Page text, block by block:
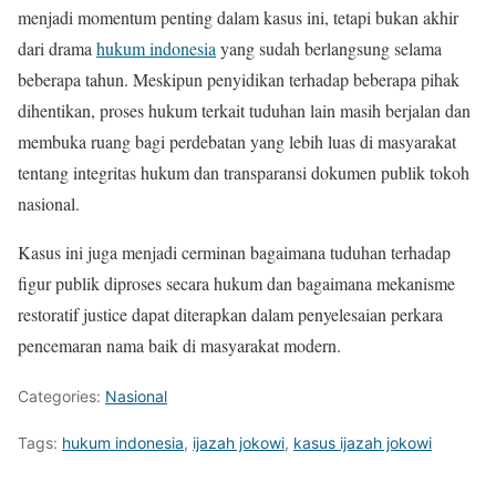
menjadi momentum penting dalam kasus ini, tetapi bukan akhir
dari drama hukum indonesia yang sudah berlangsung selama
beberapa tahun. Meskipun penyidikan terhadap beberapa pihak
dihentikan, proses hukum terkait tuduhan lain masih berjalan dan
membuka ruang bagi perdebatan yang lebih luas di masyarakat
tentang integritas hukum dan transparansi dokumen publik tokoh
nasional.
Kasus ini juga menjadi cerminan bagaimana tuduhan terhadap
figur publik diproses secara hukum dan bagaimana mekanisme
restoratif justice dapat diterapkan dalam penyelesaian perkara
pencemaran nama baik di masyarakat modern.
Categories: Nasional
Tags: hukum indonesia, ijazah jokowi, kasus ijazah jokowi